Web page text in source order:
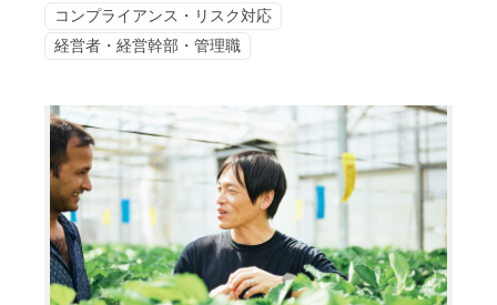
コンプライアンス・リスク対応
経営者・経営幹部・管理職